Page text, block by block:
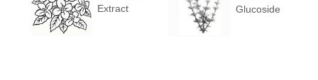
Extract
Glucoside